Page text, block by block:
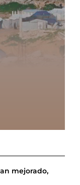
mejorado,